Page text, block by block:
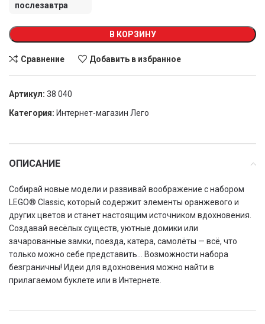
послезавтра
В КОРЗИНУ
Сравнение Добавить в избранное
Артикул: 38 040
Категория: Интернет-магазин Лего
ОПИСАНИЕ
Собирай новые модели и развивай воображение с набором
LEGO® Classic, который содержит элементы оранжевого и
других цветов и станет настоящим источником вдохновения.
Создавай весёлых существ, уютные домики или
зачарованные замки, поезда, катера, самолёты — всё, что
только можно себе представить… Возможности набора
безграничны! Идеи для вдохновения можно найти в
прилагаемом буклете или в Интернете.